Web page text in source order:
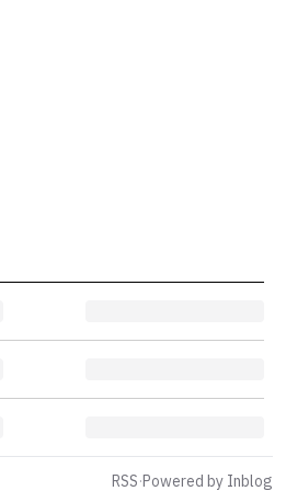
RSS·Powered by Inblog